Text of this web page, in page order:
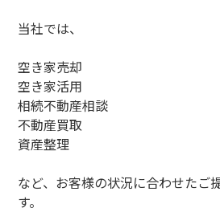
当社では、
空き家売却
空き家活用
相続不動産相談
不動産買取
資産整理
など、お客様の状況に合わせたご
す。